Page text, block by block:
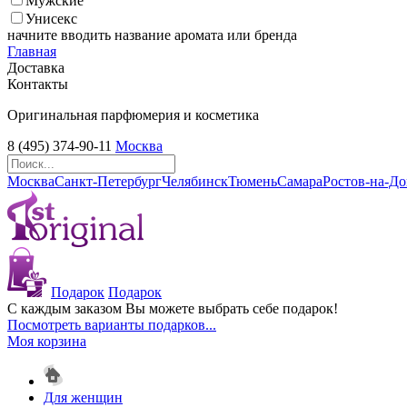
Унисекс
начните вводить название аромата или бренда
Главная
Доставка
Контакты
Оригинальная парфюмерия и косметика
8 (495) 374-90-11 Москва
МоскваСанкт-ПетербургЧелябинскТюменьСамараРостов-на-
Подарок Подарок
С каждым заказом Вы можете выбрать себе подарок!
Посмотреть варианты подарков...
Моя корзина
Для женщин